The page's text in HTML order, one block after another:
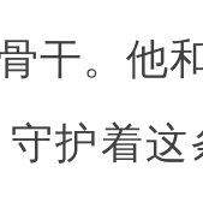
干。他
护着